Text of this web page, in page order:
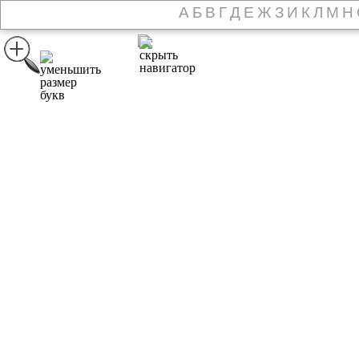
А Б В ГД Е Ж З И К Л М Н